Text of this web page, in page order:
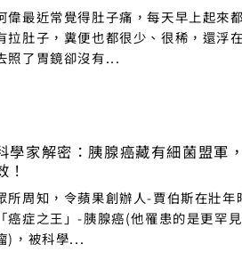
偉最近常覺得肚子痛，每天早上起來
拉肚子，糞便也都很少、很稀，還浮
照了胃鏡卻沒有...
學家解密：胰腺癌藏有細菌盟軍
！
所周知，令蘋果創辦人-賈伯斯在壯年
「癌症之王」-胰腺癌(他罹患的是更罕
)，被科學...